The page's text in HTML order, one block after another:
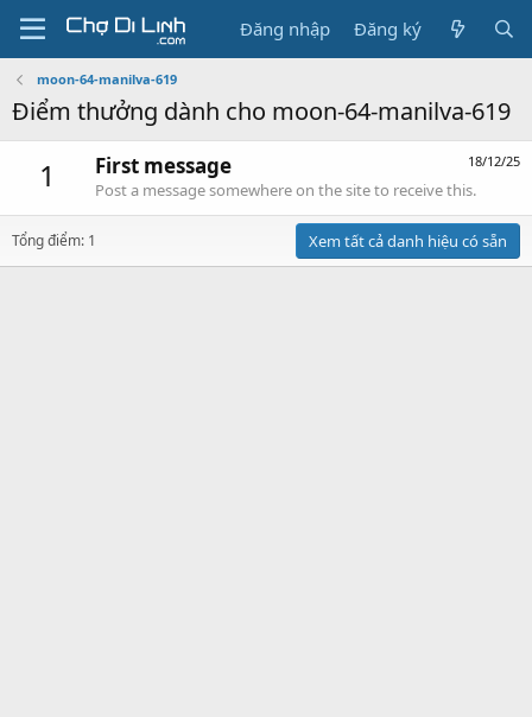
Đăng nhập Đăng ký
moon-64-manilva-619
Điểm thưởng dành cho moon-64-manilva-619
1 18/12/25
First message
Post a message somewhere on the site to receive this.
Tổng điểm: 1 Xem tất cả danh hiệu có sẵn